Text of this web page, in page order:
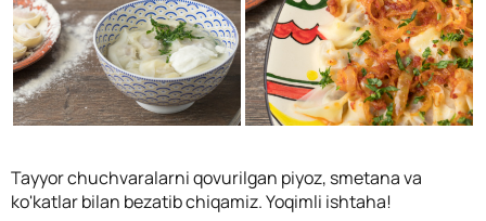
Tayyor chuchvaralarni qovurilgan piyoz, smetana va
ko'katlar bilan bezatib chiqamiz. Yoqimli ishtaha!